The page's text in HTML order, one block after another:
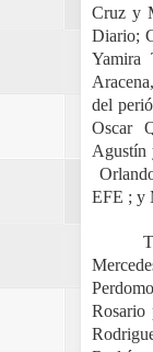
Cruz y
Diario;
Yamira
del
Oscar
EFE ; y
Rosario